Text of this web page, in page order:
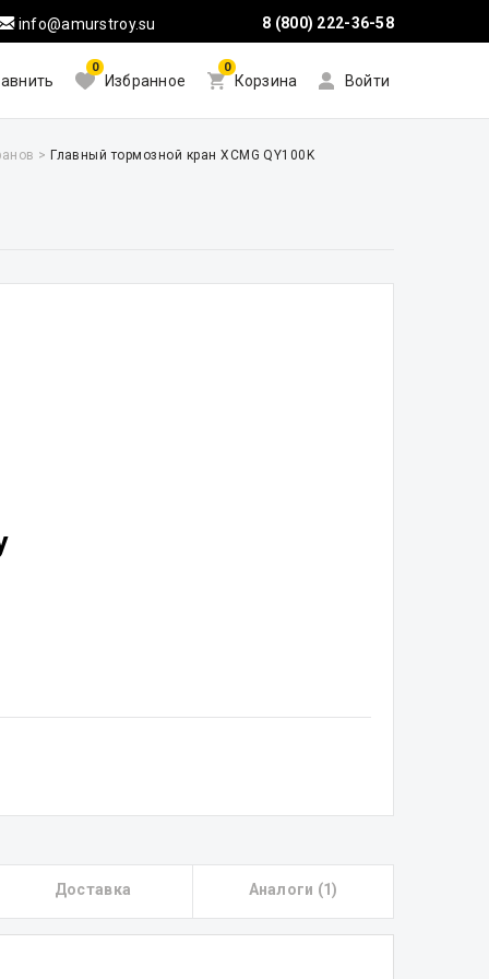
info@amurstroy.su 8 (800) 222-36-58
0
Избранное
0
Корзина Войти
> Главный тормозной кран XCMG QY100K
Доставка Аналоги (1)